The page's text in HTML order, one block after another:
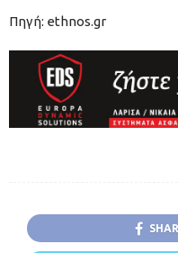
Πηγή: ethnos.gr